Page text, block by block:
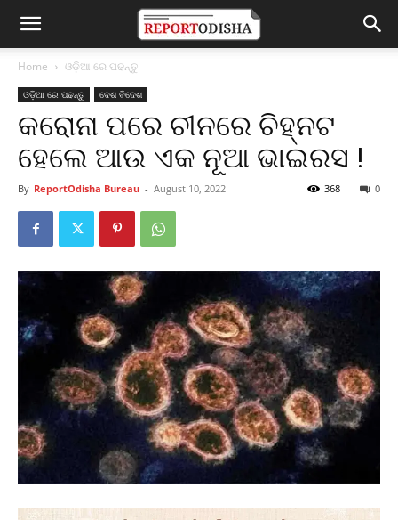
Home ଓଡ଼ିଆ ରେ ପଢନ୍ତୁ
ଓଡ଼ିଆ ରେ ପଢନ୍ତୁ ଦେଶ ବିଦେଶ
କରୋନା ପରେ ଚୀନରେ ଚିହ୍ନଟ
ହେଲେ ଆଉ ଏକ ନୂଆ ଭାଇରସ !
By ReportOdisha Bureau - August 10, 2022 0
368